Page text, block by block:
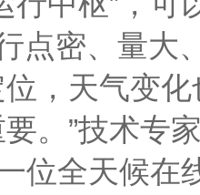
点密、量大
，天气变
。”技术专
位全天候